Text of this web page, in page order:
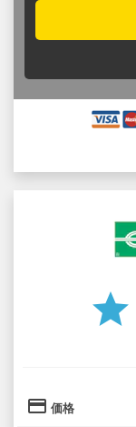
star
credit_card 価格